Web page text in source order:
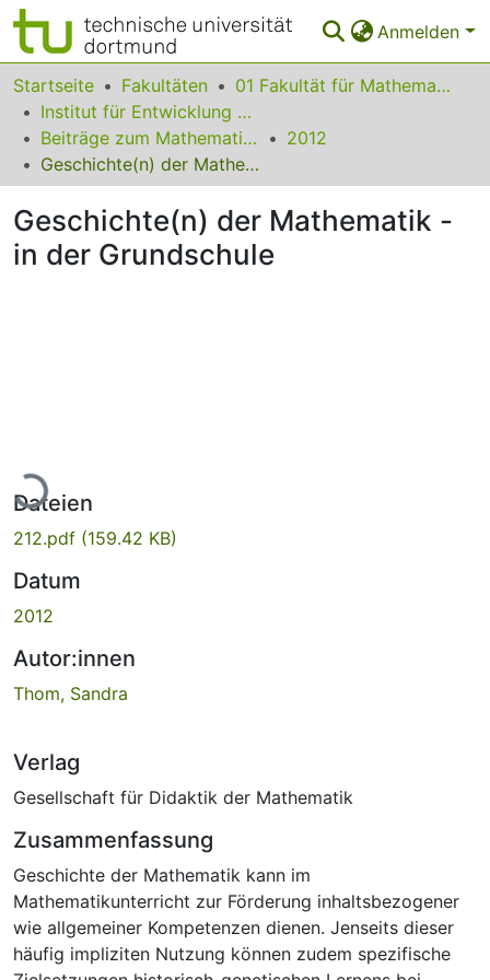
Anmelden
Bereiche & Sammlungen
Das gesamte Repositorium
Statistiken
FAQ
Leitlinien
Startseite Fakultäten
01 Fakultät für Mathematik
Institut für Entwicklung und Erforschung des Mathematikunterrichts
Beiträge zum Mathematikunterricht
2012
Geschichte(n) der Mathematik - in der Grundschule
Geschichte(n) der Mathematik -
in der Grundschule
Lade...
Dateien
212.pdf (159.42 KB)
Datum
2012
Autor:innen
Thom, Sandra
Verlag
Gesellschaft für Didaktik der Mathematik
Zusammenfassung
Geschichte der Mathematik kann im
Mathematikunterricht zur Förderung inhaltsbezogener
wie allgemeiner Kompetenzen dienen. Jenseits dieser
häufig impliziten Nutzung können zudem spezifische